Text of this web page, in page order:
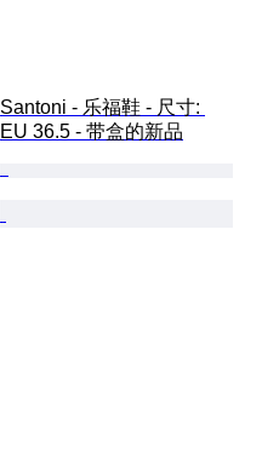
Santoni - 乐福鞋 - 尺寸:
EU 36.5 - 带盒的新品